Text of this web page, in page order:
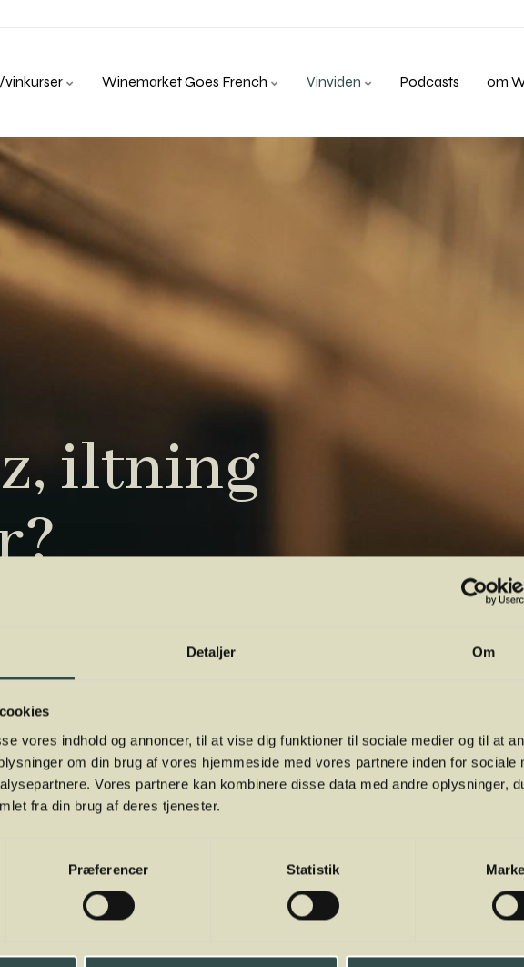
Detaljer Om
vores indhold og annoncer, til at vise dig funktioner til sociale medier og til at
om din brug af vores hjemmeside med vores partnere inden for sociale
Vores partnere kan kombinere disse data med andre oplysninger,
fra din brug af deres tjenester.
Præferencer Statistik
Winemarket Goes French Vinviden Podcasts om
iltning
Vi har samlet de vigtigste i vores
orientere dig.